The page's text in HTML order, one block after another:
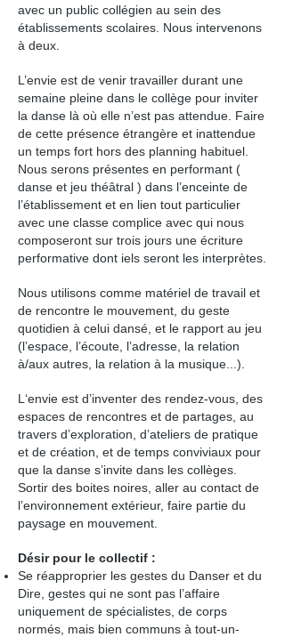
avec un public collégien au sein des
établissements scolaires. Nous intervenons
à deux.
L’envie est de venir travailler durant une
semaine pleine dans le collège pour inviter
la danse là où elle n’est pas attendue. Faire
de cette présence étrangère et inattendue
un temps fort hors des planning habituel.
Nous serons présentes en performant (
danse et jeu théâtral ) dans l’enceinte de
l’établissement et en lien tout particulier
avec une classe complice avec qui nous
composeront sur trois jours une écriture
performative dont iels seront les interprètes.
Nous utilisons comme matériel de travail et
de rencontre le mouvement, du geste
quotidien à celui dansé, et le rapport au jeu
(l’espace, l’écoute, l’adresse, la relation
à/aux autres, la relation à la musique...).
L‘envie est d’inventer des rendez-vous, des
espaces de rencontres et de partages, au
travers d’exploration, d’ateliers de pratique
et de création, et de temps conviviaux pour
que la danse s’invite dans les collèges.
Sortir des boites noires, aller au contact de
l’environnement extérieur, faire partie du
paysage en mouvement.
Désir pour le collectif :
Se réapproprier les gestes du Danser et du
Dire, gestes qui ne sont pas l’affaire
uniquement de spécialistes, de corps
normés, mais bien communs à tout-un-